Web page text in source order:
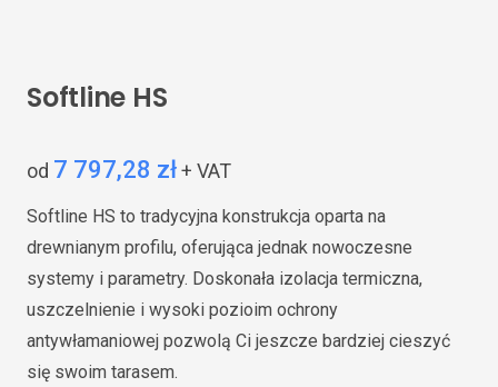
Softline HS
od 7 797,28 zł+ VAT
Softline HS to tradycyjna konstrukcja oparta na
drewnianym profilu, oferująca jednak nowoczesne
systemy i parametry. Doskonała izolacja termiczna,
uszczelnienie i wysoki pozioim ochrony
antywłamaniowej pozwolą Ci jeszcze bardziej cieszyć
się swoim tarasem.